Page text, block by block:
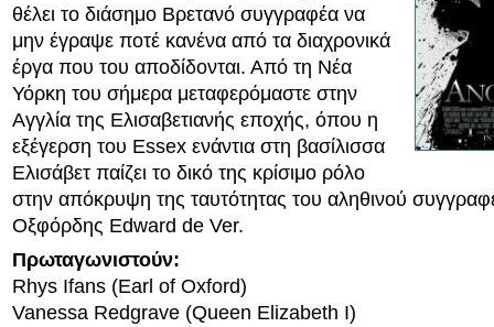
θέλει το διάσημο Βρετανό συγγραφέα να
μην έγραψε ποτέ κανένα από τα διαχρονικά
έργα που του αποδίδονται. Από τη Νέα
Υόρκη του σήμερα μεταφερόμαστε στην
Αγγλία της Ελισαβετιανής εποχής, όπου η
εξέγερση του Essex ενάντια στη βασίλισσα
Ελισάβετ παίζει το δικό της κρίσιμο ρόλο
στην απόκρυψη της ταυτότητας του αληθινού
Οξφόρδης Edward de Ver.
Πρωταγωνιστούν:
Rhys Ifans (Earl of Oxford)
Vanessa Redgrave (Queen Elizabeth I)